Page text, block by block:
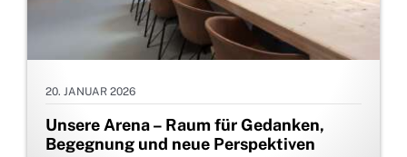
20. JANUAR 2026
Unsere Arena – Raum für Gedanken,
Begegnung und neue Perspektiven